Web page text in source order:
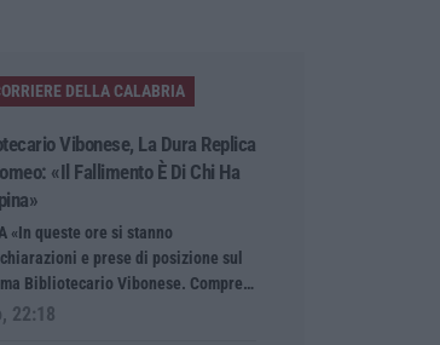
DELLA CALABRIA
Vibonese, La Dura Replica
«Il Fallimento È Di Chi Ha
«In queste ore si stanno
e prese di posizione sul
Bibliotecario Vibonese. Compre…
22:18